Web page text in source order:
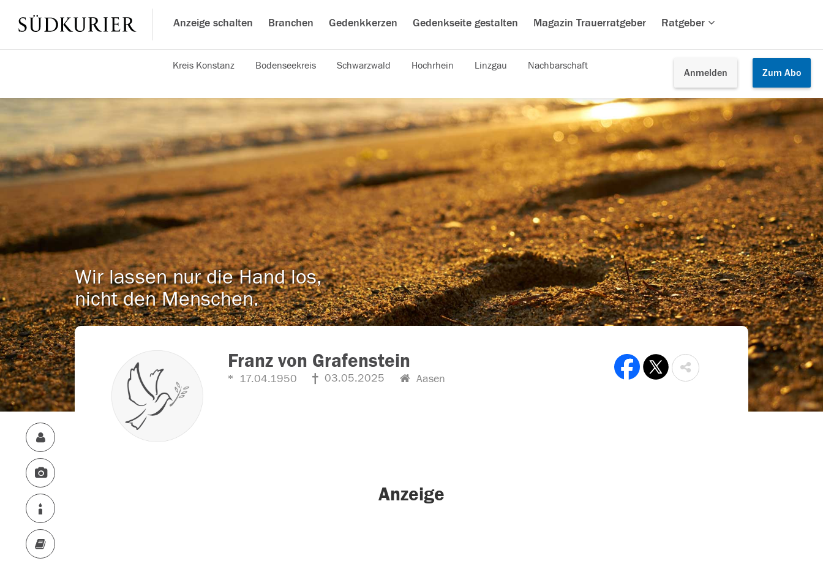
Anzeige schalten Branchen Gedenkkerzen Gedenkseite gestalten Magazin Trauerratgeber Ratgeber
Anmelden Zum Abo
Kreis Konstanz Bodenseekreis Schwarzwald Hochrhein Linzgau Nachbarschaft
Wir lassen nur die Hand los,
nicht den Menschen.
Franz von Grafenstein
17.04.1950 03.05.2025 Aasen
Anzeige